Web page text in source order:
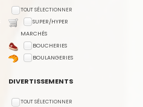
TOUT SÉLECTIONNER
SUPER/HYPER
MARCHÉS
BOUCHERIES
BOULANGERIES
DIVERTISSEMENTS
TOUT SÉLECTIONNER